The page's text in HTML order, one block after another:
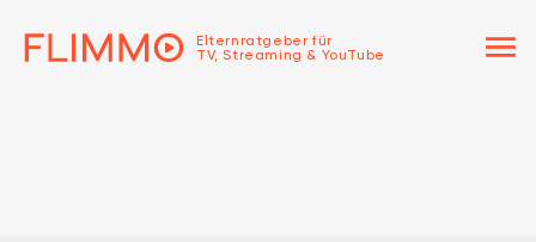
Elternratgeber für
TV, Streaming & YouTube
menu